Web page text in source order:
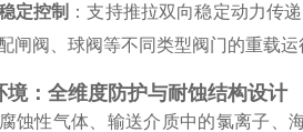
定控制 ：支持推拉双向稳定动力传
闸阀、球阀等不同类型阀门的重载运
境：全维度防护与耐蚀结构设计
蚀性气体、输送介质中的氯离子、